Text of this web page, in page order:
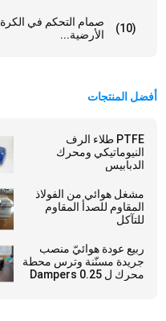
صمام التحكم في الكرة
الأرضية...
(10)
أفضل المنتجات
PTFE طلاء الرف
النيوماتيكي ومحرك
الدبابيس
مشغل هوائي من الفولاذ
المقاوم للصدأ المقاوم
للتآكل
ربيع عودة هوائيّ منصب
جريدة مسنّنة وترس محطة
محرك ل Dampers 0.25